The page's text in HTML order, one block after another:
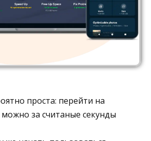
проста: перейти на
за считаные секунды